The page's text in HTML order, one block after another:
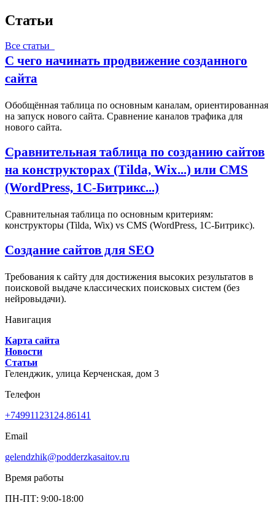
Статьи
Все статьи
С чего начинать продвижение созданного
сайта
Обобщённая таблица по основным каналам, ориентированная
на запуск нового сайта. Сравнение каналов трафика для
нового сайта.
Сравнительная таблица по созданию сайтов
на конструкторах (Tilda, Wix...) или CMS
(WordPress, 1С‑Битрикс...)
Сравнительная таблица по основным критериям:
конструкторы (Tilda, Wix) vs CMS (WordPress, 1С‑Битрикс).
Создание сайтов для SEO
Требования к сайту для достижения высоких результатов в
поисковой выдаче классических поисковых систем (без
нейровыдачи).
Навигация
Карта сайта
Новости
Статьи
Геленджик, улица Керченская, дом 3
Телефон
+74991123124,86141
Email
gelendzhik@podderzkasaitov.ru
Время работы
ПН-ПТ: 9:00-18:00